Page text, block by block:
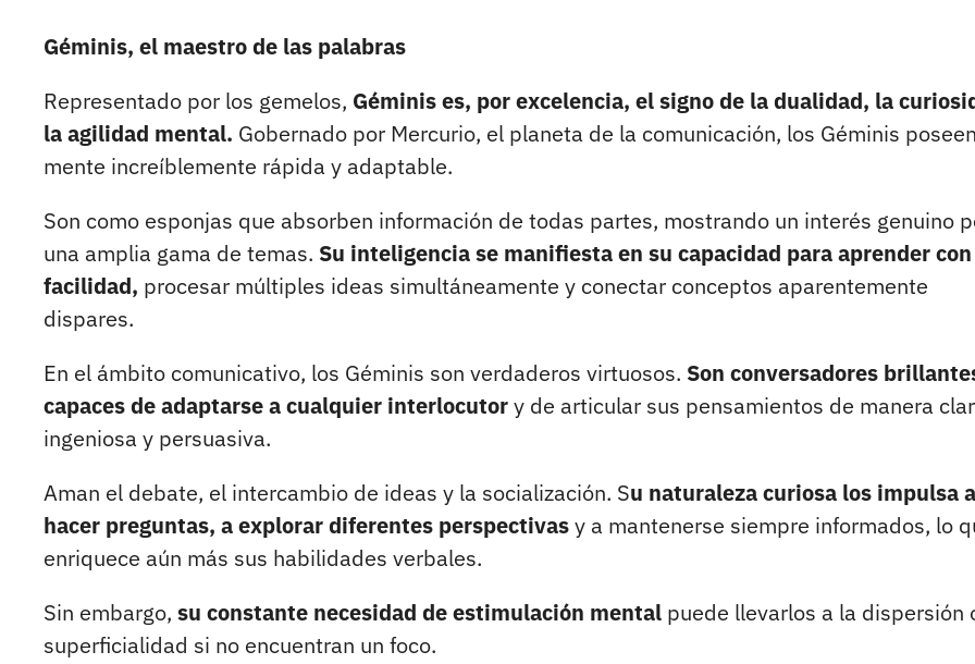
Géminis, el maestro de las palabras
Representado por los gemelos, Géminis es, por excelencia, el signo de la dualidad, la
la agilidad mental. Gobernado por Mercurio, el planeta de la comunicación, los Géminis
mente increíblemente rápida y adaptable.
Son como esponjas que absorben información de todas partes, mostrando un interés genuino
una amplia gama de temas. Su inteligencia se manifiesta en su capacidad para aprender con
facilidad, procesar múltiples ideas simultáneamente y conectar conceptos aparentemente
dispares.
En el ámbito comunicativo, los Géminis son verdaderos virtuosos. Son conversadores
capaces de adaptarse a cualquier interlocutory de articular sus pensamientos de manera
ingeniosa y persuasiva.
Aman el debate, el intercambio de ideas y la socialización. Su naturaleza curiosa los impulsa a
hacer preguntas, a explorar diferentes perspectivasy a mantenerse siempre informados, lo
enriquece aún más sus habilidades verbales.
Sin embargo, su constante necesidad de estimulación mental puede llevarlos a la dispersión
superficialidad si no encuentran un foco.